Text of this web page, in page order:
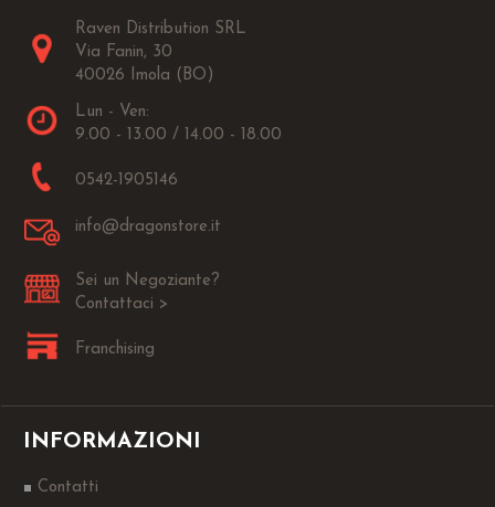
Raven Distribution SRL
Via Fanin, 30
40026 Imola (BO)
Lun - Ven:
9.00 - 13.00 / 14.00 - 18.00
0542-1905146
info@dragonstore.it
Sei un Negoziante?
Contattaci >
Franchising
INFORMAZIONI
Contatti